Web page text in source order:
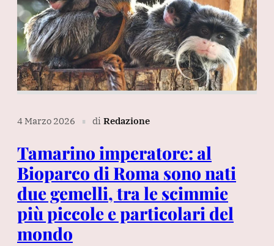
4 Marzo 2026 ∎ di Redazione
Tamarino imperatore: al
Bioparco di Roma sono nati
due gemelli, tra le scimmie
più piccole e particolari del
mondo